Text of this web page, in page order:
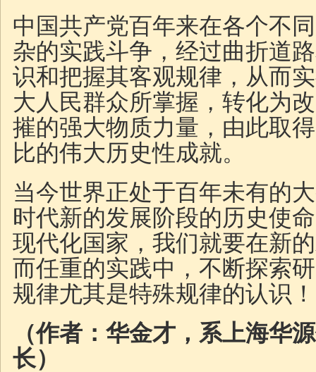
中国共产党百年来在各个不
杂的实践斗争，经过曲折道
识和把握其客观规律，从而
大人民群众所掌握，转化为
摧的强大物质力量，由此取
比的伟大历史性成就。
当今世界正处于百年未有的
时代新的发展阶段的历史使
现代化国家，我们就要在新
而任重的实践中，不断探索
规律尤其是特殊规律的认识！
（作者：华金才，系上海华
长）